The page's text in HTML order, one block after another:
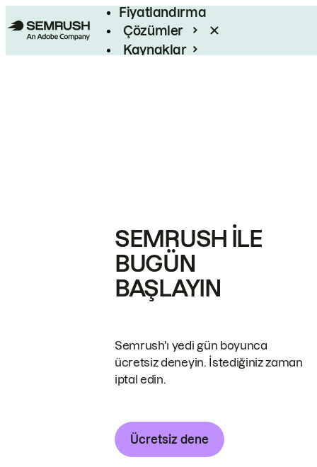
Fiyatlandırma
Çözümler
Kaynaklar
SEMRUSH ILE
BUGÜN
BAŞLAYIN
Semrush'ı yedi gün boyunca
ücretsiz deneyin. İstediğiniz zaman
iptal edin.
Ücretsiz dene